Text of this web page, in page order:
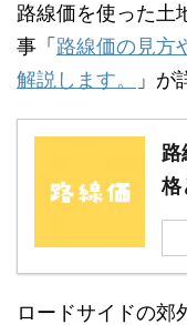
路線価を使った土
事「 路線価の見方
解説します。
」が
路
格
ロードサイドの郊